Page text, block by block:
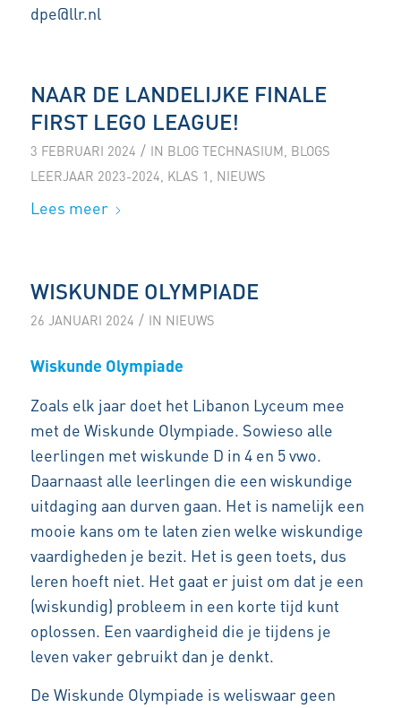
dpe@llr.nl
NAAR DE LANDELIJKE FINALE
FIRST LEGO LEAGUE!
3 FEBRUARI 2024 / IN BLOG TECHNASIUM BLOGS
LEERJAAR 2023-2024 KLAS 1 NIEUWS
Lees meer
WISKUNDE OLYMPIADE
26 JANUARI 2024 / IN NIEUWS
Wiskunde Olympiade
Zoals elk jaar doet het Libanon Lyceum mee
met de Wiskunde Olympiade. Sowieso alle
leerlingen met wiskunde D in 4 en 5 vwo.
Daarnaast alle leerlingen die een wiskundige
uitdaging aan durven gaan. Het is namelijk een
mooie kans om te laten zien welke wiskundige
vaardigheden je bezit. Het is geen toets, dus
leren hoeft niet. Het gaat er juist om dat je een
(wiskundig) probleem in een korte tijd kunt
oplossen. Een vaardigheid die je tijdens je
leven vaker gebruikt dan je denkt.
De Wiskunde Olympiade is weliswaar geen